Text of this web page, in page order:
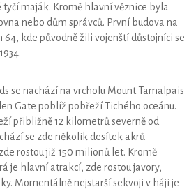
tyčí maják. Kromě hlavní věznice byla
nebo dům správců. První budova na
64, kde původně žili vojenští důstojníci se
se nachází na vrcholu Mount Tamalpais
Gate poblíž pobřeží Tichého oceánu.
přibližně 12 kilometrů severně od
se zde několik desítek akrů
rostou již 150 milionů let. Kromě
je hlavní atrakcí, zde rostou javory,
Momentálně nejstarší sekvoji v háji je